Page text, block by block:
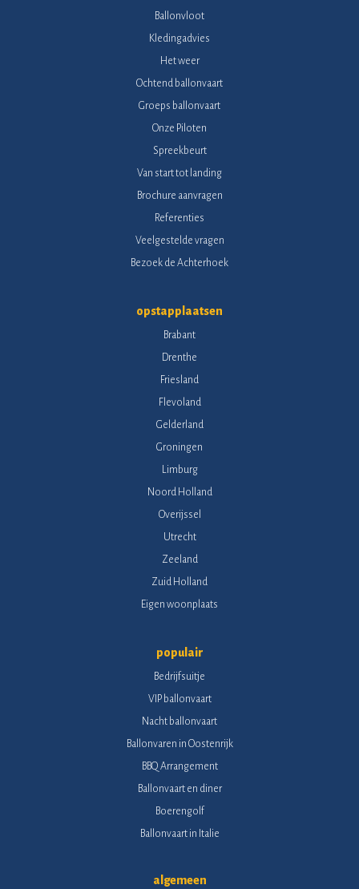
Ballonvloot
Kledingadvies
Het weer
Ochtend ballonvaart
Groeps ballonvaart
Onze Piloten
Spreekbeurt
Van start tot landing
Brochure aanvragen
Referenties
Veelgestelde vragen
Bezoek de Achterhoek
opstapplaatsen
Brabant
Drenthe
Friesland
Flevoland
Gelderland
Groningen
Limburg
Noord Holland
Overijssel
Utrecht
Zeeland
Zuid Holland
Eigen woonplaats
populair
Bedrijfsuitje
VIP ballonvaart
Nacht ballonvaart
Ballonvaren in Oostenrijk
BBQ Arrangement
Ballonvaart en diner
Boerengolf
Ballonvaart in Italie
algemeen